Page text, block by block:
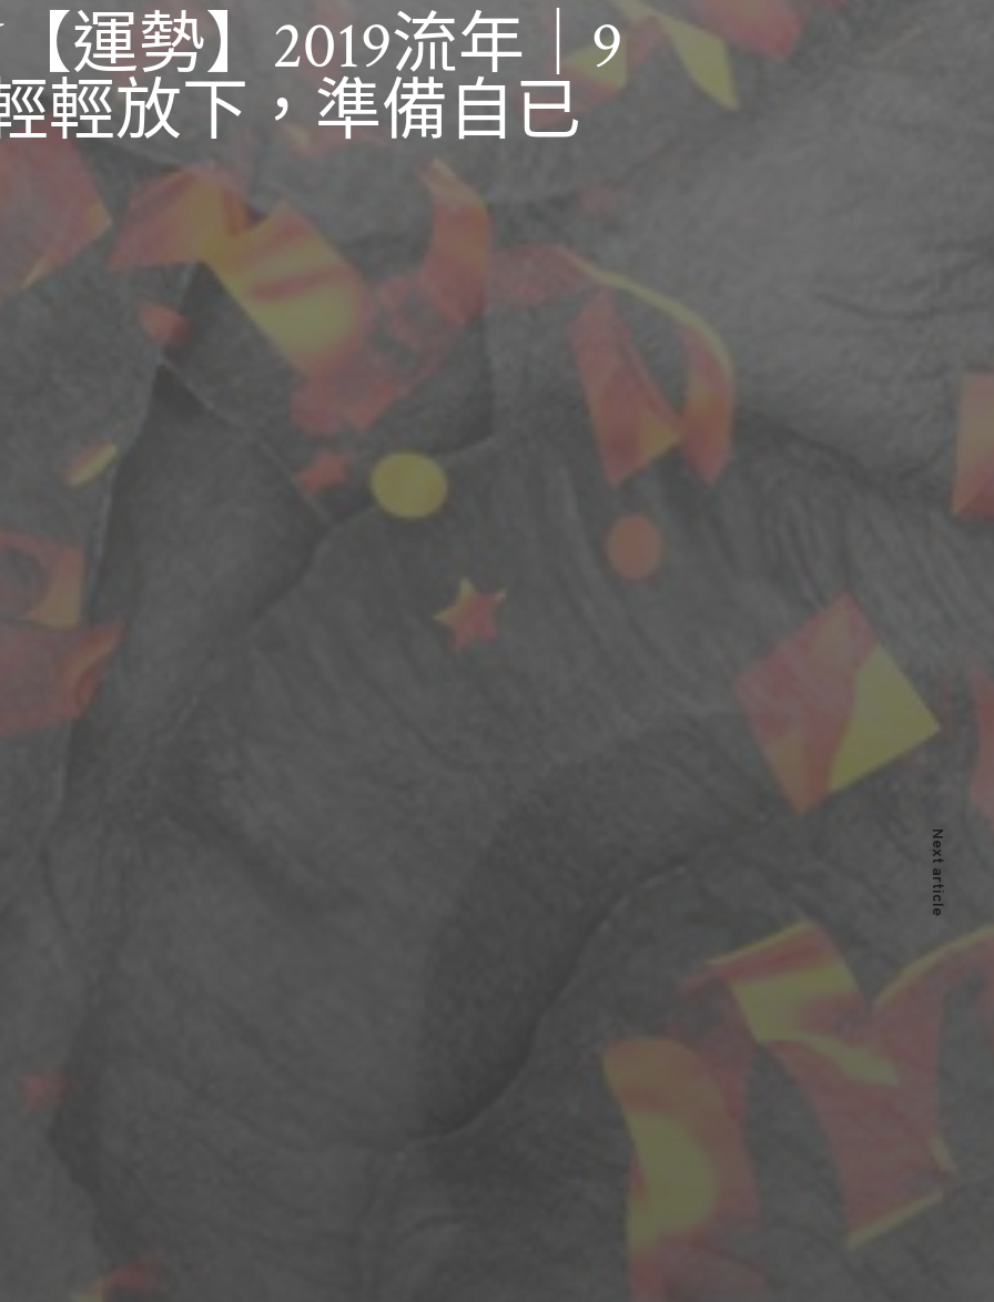
運勢】2019流年｜9
輕放下，準備自已
Next article